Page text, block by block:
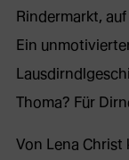
Rindermarkt,
Ein
Thoma? Für
Von Lena Christ